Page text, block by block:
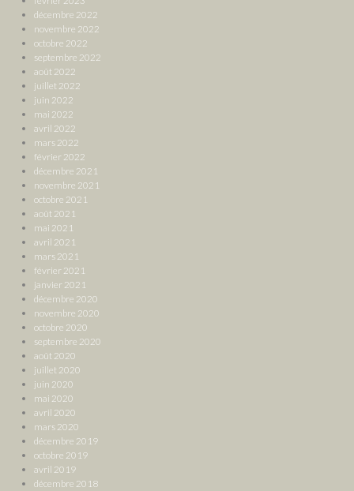
décembre 2022
novembre 2022
octobre 2022
septembre 2022
août 2022
juillet 2022
juin 2022
mai 2022
avril 2022
mars 2022
février 2022
décembre 2021
novembre 2021
octobre 2021
août 2021
mai 2021
avril 2021
mars 2021
février 2021
janvier 2021
décembre 2020
novembre 2020
octobre 2020
septembre 2020
août 2020
juillet 2020
juin 2020
mai 2020
avril 2020
mars 2020
décembre 2019
octobre 2019
avril 2019
décembre 2018